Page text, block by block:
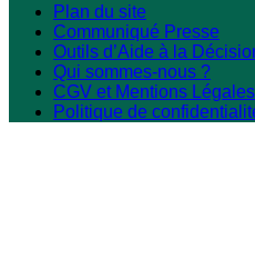
Plan du site
Communiqué Presse
Outils d’Aide à la
Qui sommes-nous ?
CGV et Mentions Légales
Politique de